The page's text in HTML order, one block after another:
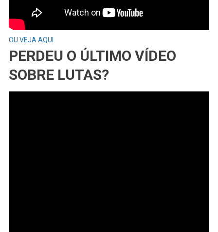
OU VEJA AQUI
PERDEU O ÚLTIMO VÍDEO
SOBRE LUTAS?